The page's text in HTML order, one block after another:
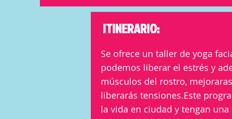
ITINERARIO:
Se ofrece un taller de yoga
podemos liberar el estrés y
músculos del rostro,
liberarás tensiones.Este
la vida en ciudad y tengan